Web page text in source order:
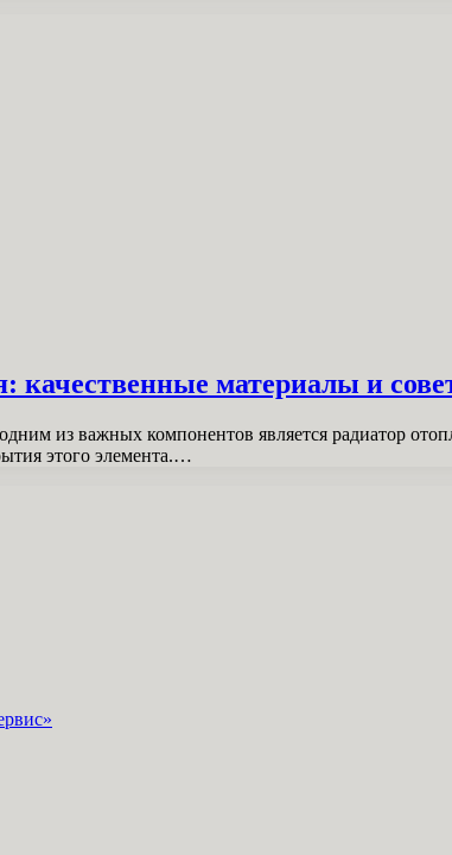
качественные материалы и
из важных компонентов является радиатор
этого элемента.…